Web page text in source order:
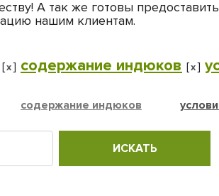
А так же готовы предоставить
нашим клиентам.
[x] содержание индюков [x]
содержание индюков